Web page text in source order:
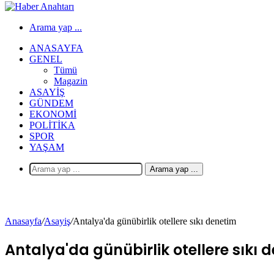
Arama yap ...
ANASAYFA
GENEL
Tümü
Magazin
ASAYIŞ
GÜNDEM
EKONOMI
POLITIKA
SPOR
YAŞAM
Arama yap ...
Anasayfa/Asayiş/Antalya'da günübirlik otellere sıkı denetim
Antalya'da günübirlik otellere sıkı